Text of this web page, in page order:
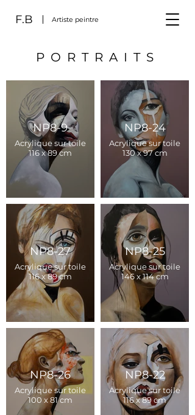
F.B Artiste peintre
PORTRAITS
NP8-9
Acrylique sur toile
116 x 89 cm
NP8-24
Acrylique sur toile
130 x 97 cm
NP8-27
Acrylique sur toile
116 x 89 cm
NP8-25
Acrylique sur toile
146 x 114 cm
NP8-26
Acrylique sur toile
100 x 81 cm
NP8-22
Acrylique sur toile
116 x 89 cm